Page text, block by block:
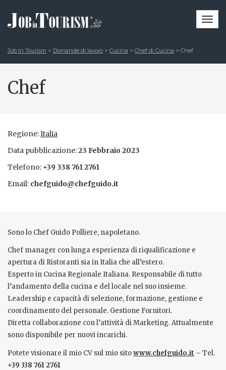
Job In Tourism > Domande di lavoro > Cucina > Chef di Cucina > Chef
Chef
Regione:Italia
Data pubblicazione:23 Febbraio 2023
Telefono: +39 338 761 2761
Email: chefguido@chefguido.it
Sono lo Chef Guido Polliere, napoletano.
Chef manager con lunga esperienza di riqualificazione e
apertura di Ristoranti sia in Italia che all’estero.
Esperto in Cucina Regionale Italiana. Responsabile di tutto
l’andamento della cucina e del locale nel suo insieme.
Leadership e capacità di selezione, formazione, gestione e
coordinamento del personale. Gestione Fornitori.
Diretta collaborazione con l’attività di Marketing. Attualmente
sono disponibile per nuovi incarichi.
Potete visionare il mio CV sul mio sitowww.chefguido.it – Tel.
+39 338 761 2761